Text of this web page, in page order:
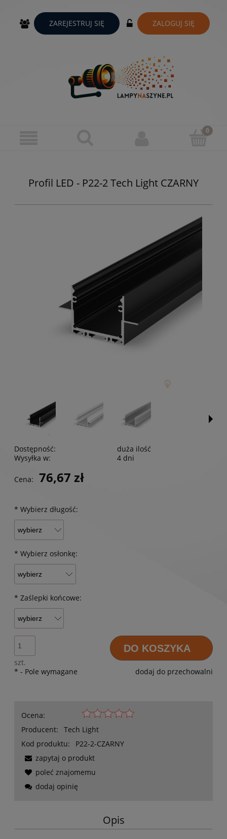
ZAREJESTRUJ SIĘ ZALOGUJ SIĘ
Profil LED - P22-2 Tech Light CZARNY
Dostępność:
duża ilość
Wysyłka w:
4 dni
Cena: 76,67 zł
* Wybierz długość:
* Wybierz osłonkę:
* Zaślepki końcowe:
szt.
DO KOSZYKA
dodaj do przechowalni
* - Pole wymagane
Ocena:
Producent:
Tech Light
Kod produktu:
P22-2-CZARNY
zapytaj o produkt
poleć znajomemu
dodaj opinię
Opis